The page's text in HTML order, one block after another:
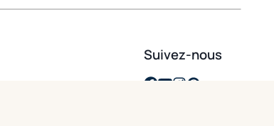
Suivez-nous
opens in a new tab
opens in a new tab
opens in a new
opens in a new